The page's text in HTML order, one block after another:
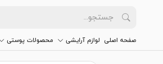
صفحه اصلی لوازم آرایشی محصولات پوستی